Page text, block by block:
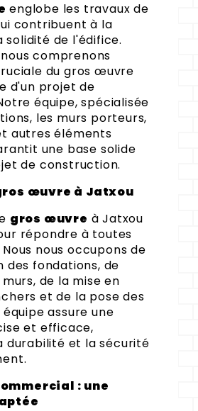
englobe les travaux de
contribuent à la
de l'édifice.
comprenons
du gros œuvre
d'un projet de
équipe, spécialisée
les murs porteurs,
autres éléments
une base solide
de construction.
œuvre à Jatxou
gros œuvre à Jatxou
répondre à toutes
nous occupons de
des fondations, de
de la mise en
et de la pose des
assure une
et efficace,
durabilité et la sécurité
: une